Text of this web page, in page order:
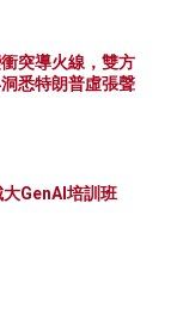
突導火線，雙方
悉特朗普虛張聲
GenAI培訓班